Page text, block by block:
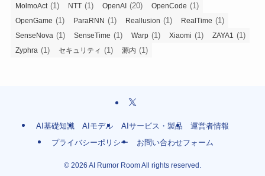
MolmoAct (1) NTT (1) OpenAI (20) OpenCode (1)
OpenGame (1) ParaRNN (1) Reallusion (1) RealTime (1)
SenseNova (1) SenseTime (1) Warp (1) Xiaomi (1) ZAYA1 (1)
Zyphra (1) セキュリティ (1) 源内 (1)
AI基礎知識 AIモデル AIサービス・製品
運営者情報
プライバシーポリシー
お問い合わせフォーム
© 2026 AI Rumor Room All rights reserved.